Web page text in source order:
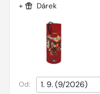
+ Dárek
Od: